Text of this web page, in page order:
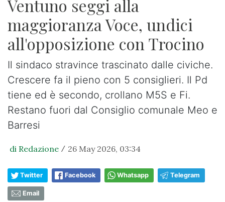
Ventuno seggi alla
maggioranza Voce, undici
all'opposizione con Trocino
Il sindaco stravince trascinato dalle civiche.
Crescere fa il pieno con 5 consiglieri. Il Pd
tiene ed è secondo, crollano M5S e Fi.
Restano fuori dal Consiglio comunale Meo e
Barresi
di Redazione / 26 May 2026, 03:34
Twitter Facebook Whatsapp Telegram
Email